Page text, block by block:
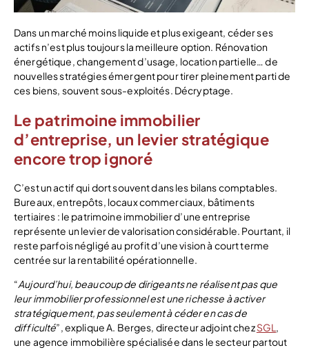
Dans un marché moins liquide et plus exigeant, céder ses
actifs n’est plus toujours la meilleure option. Rénovation
énergétique, changement d’usage, location partielle… de
nouvelles stratégies émergent pour tirer pleinement parti de
ces biens, souvent sous-exploités. Décryptage.
Le patrimoine immobilier
d’entreprise, un levier stratégique
encore trop ignoré
C’est un actif qui dort souvent dans les bilans comptables.
Bureaux, entrepôts, locaux commerciaux, bâtiments
tertiaires : le patrimoine immobilier d’une entreprise
représente un levier de valorisation considérable. Pourtant, il
reste parfois négligé au profit d’une vision à court terme
centrée sur la rentabilité opérationnelle.
“Aujourd’hui, beaucoup de dirigeants ne réalisent pas que
leur immobilier professionnel est une richesse à activer
stratégiquement, pas seulement à céder en cas de
difficulté”, explique A. Berges, directeur adjoint chezSGL ,
une agence immobilière spécialisée dans le secteur partout